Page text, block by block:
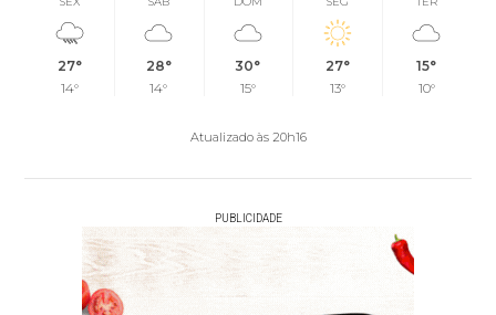
27°
14°
28°
14°
30°
15°
27°
13°
15°
10°
Atualizado às 20h16
PUBLICIDADE